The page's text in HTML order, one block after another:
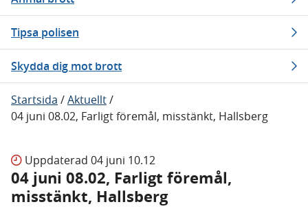
Tipsa polisen
Skydda dig mot brott
Startsida /Aktuellt/
04 juni 08.02, Farligt föremål, misstänkt, Hallsberg
Uppdaterad 04 juni 10.12
04 juni 08.02, Farligt föremål,
misstänkt, Hallsberg